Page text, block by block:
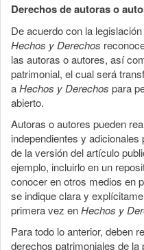
Derechos de autoras o
De acuerdo con la
Hechos y Derechos
las autoras o autores, así
patrimonial, el cual será
aHechos y Derechos para
abierto.
Autoras o autores pueden
independientes y
de la versión del artículo
ejemplo, incluirlo en un
conocer en otros medios en
se indique clara y
primera vez enHechos y
Para todo lo anterior, deben
derechos patrimoniales de